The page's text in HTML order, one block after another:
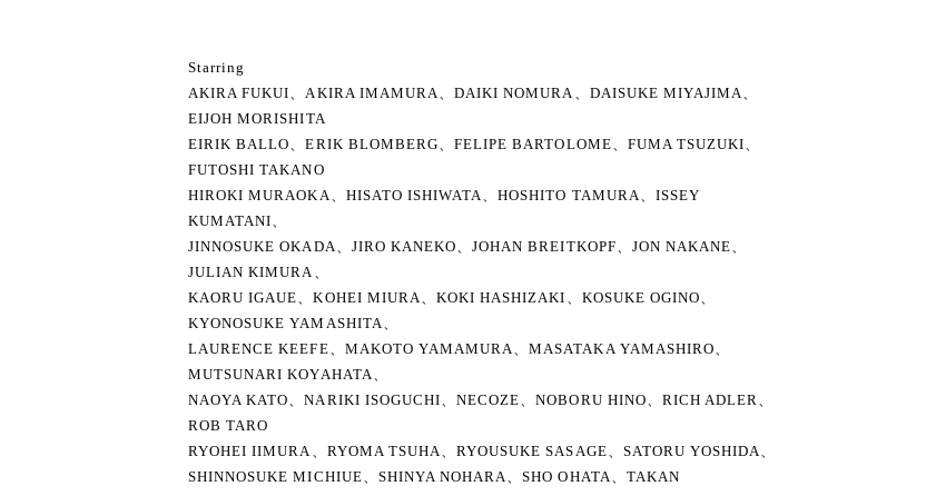
Starring
AKIRA FUKUI、AKIRA IMAMURA、DAIKI NOMURA、DAISUKE MIYAJIMA、
EIJOH MORISHITA
EIRIK BALLO、ERIK BLOMBERG、FELIPE BARTOLOME、FUMA TSUZUKI、
FUTOSHI TAKANO
HIROKI MURAOKA、HISATO ISHIWATA、HOSHITO TAMURA、ISSEY
KUMATANI、
JINNOSUKE OKADA、JIRO KANEKO、JOHAN BREITKOPF、JON NAKANE、
JULIAN KIMURA、
KAORU IGAUE、KOHEI MIURA、KOKI HASHIZAKI、KOSUKE OGINO、
KYONOSUKE YAMASHITA、
LAURENCE KEEFE、MAKOTO YAMAMURA、MASATAKA YAMASHIRO、
MUTSUNARI KOYAHATA、
NAOYA KATO、NARIKI ISOGUCHI、NECOZE、NOBORU HINO、RICH ADLER、
ROB TARO
RYOHEI IIMURA、RYOMA TSUHA、RYOUSUKE SASAGE、SATORU YOSHIDA、
SHINNOSUKE MICHIUE、SHINYA NOHARA、SHO OHATA、TAKAN